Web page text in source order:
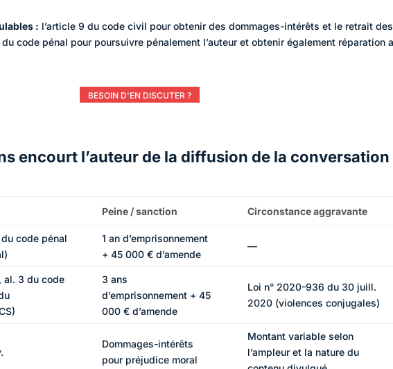
: l’article 9 du code civil pour obtenir des dommages-intérêts et le retrait des
code pénal pour poursuivre pénalement l’auteur et obtenir également réparation
BESOIN D'EN DISCUTER ?
encourt l’auteur de la diffusion de la conversation
Peine / sanction Circonstance aggravante
code pénal
1 an d’emprisonnement
+ 45 000 € d’amende
—
al. 3 du code
3 ans
d’emprisonnement + 45
000 € d’amende
Loi n° 2020-936 du 30 juill.
2020 (violences conjugales)
Dommages-intérêts
pour préjudice moral
Montant variable selon
l’ampleur et la nature du